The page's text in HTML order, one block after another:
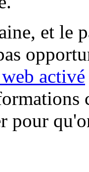
et le
activé
pour